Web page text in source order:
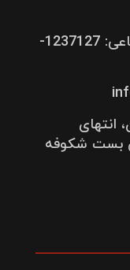
سفارشات و شبکه های اجتماعی: 1237127-
انتهای
بست شکوفه